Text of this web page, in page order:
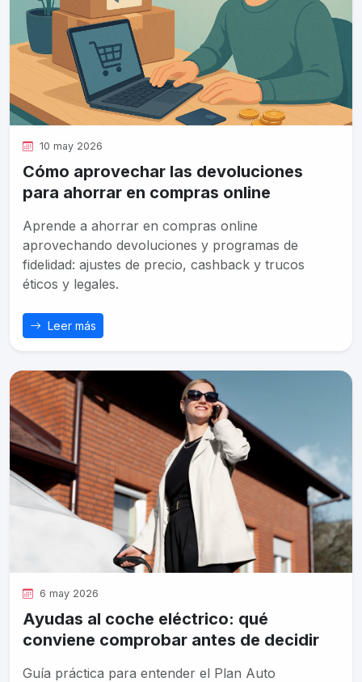
10 may 2026
Cómo aprovechar las devoluciones
para ahorrar en compras online
Aprende a ahorrar en compras online
aprovechando devoluciones y programas de
fidelidad: ajustes de precio, cashback y trucos
éticos y legales.
Leer más
6 may 2026
Ayudas al coche eléctrico: qué
conviene comprobar antes de decidir
Guía práctica para entender el Plan Auto